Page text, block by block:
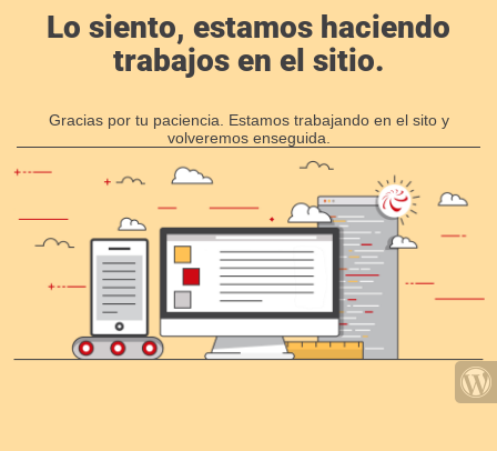
Lo siento, estamos haciendo
trabajos en el sitio.
Gracias por tu paciencia. Estamos trabajando en el sito y
volveremos enseguida.